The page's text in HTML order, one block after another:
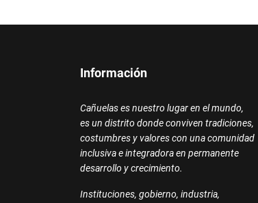
Información
Cañuelas es nuestro lugar en el mundo,
es un distrito donde conviven tradiciones,
costumbres y valores con una comunidad
inclusiva e integradora en permanente
desarrollo y crecimiento.
Instituciones, gobierno, industria,